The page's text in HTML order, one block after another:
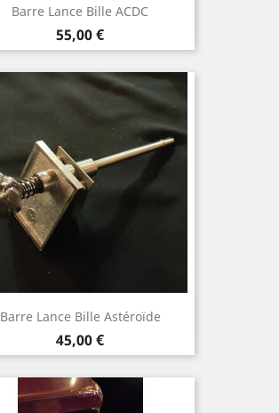
Barre Lance Bille ACDC
Prix
55,00 €
Barre Lance Bille Astéroïde
Prix
45,00 €